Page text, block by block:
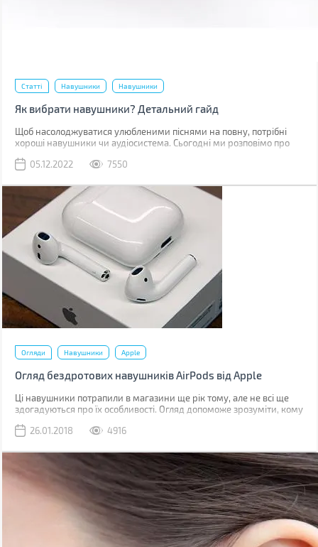
Статті Навушники Навушники
Як вибрати навушники? Детальний гайд
Щоб насолоджуватися улюбленими піснями на повну, потрібні
хороші навушники чи аудіосистема. Сьогодні ми розповімо про
інші фактори, які потрібно врахувати при виборі.
05.12.2022 7550
Огляди Навушники Apple
Огляд бездротових навушників AirPods від Apple
Ці навушники потрапили в магазини ще рік тому, але не всі ще
здогадуються про їх особливості. Огляд допоможе зрозуміти, кому
26.01.2018
4916